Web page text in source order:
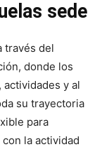
sede
través del
donde los
y al
su trayectoria
para
la actividad